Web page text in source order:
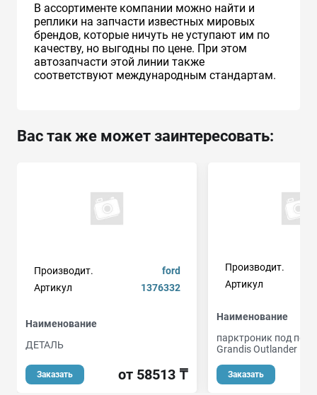
В ассортименте компании можно найти и
реплики на запчасти известных мировых
брендов, которые ничуть не уступают им по
качеству, но выгодны по цене. При этом
автозапчасти этой линии также
соответствуют международным стандартам.
Вас так же может заинтересовать:
Производит.
ford
Артикул
1376332
Наименование
ДЕТАЛЬ
Заказать от 58513 ₸
Производит.
Артикул
Наименование
парктроник под
Grandis Outlander Paj
Заказать